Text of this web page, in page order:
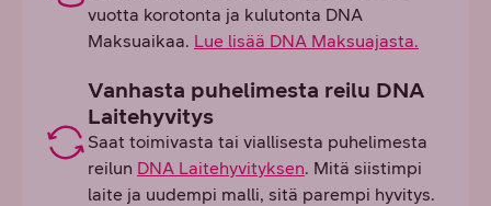
vuotta korotonta ja kulutonta DNA
Maksuaikaa. Lue lisää DNA Maksuajasta.
Vanhasta puhelimesta reilu DNA
Laitehyvitys
Saat toimivasta tai viallisesta puhelimesta
reilun DNA Laitehyvityksen. Mitä siistimpi
laite ja uudempi malli, sitä parempi hyvitys.